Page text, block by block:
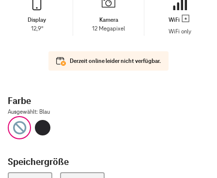
Display
12,9"
Kamera
12 Megapixel
WiFi
WiFi only
Derzeit online leider nicht verfügbar.
Farbe
Ausgewählt: Blau
Blau
Speichergröße